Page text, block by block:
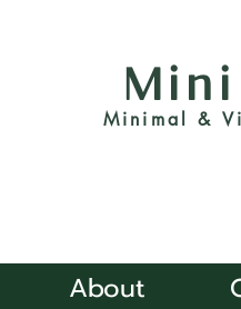
Minimal &
About